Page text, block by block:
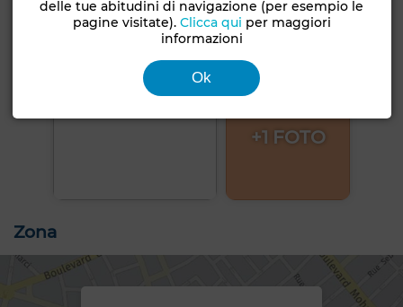
+1 FOTO
Zona
delle tue abitudini di navigazione (per esempio le
pagine visitate). Clicca qui per maggiori
informazioni
Ok